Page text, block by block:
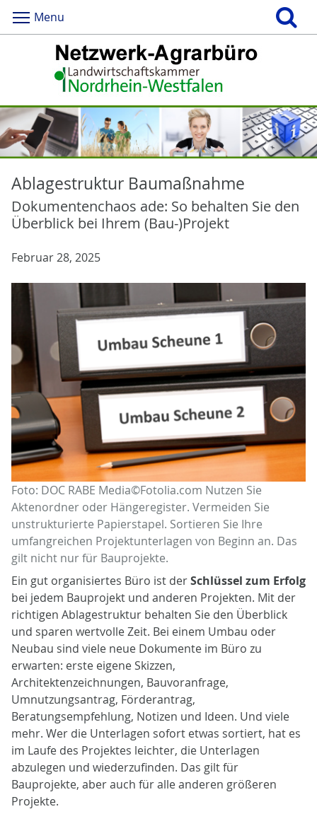
Menu
Ablagestruktur Baumaßnahme
Dokumentenchaos ade: So behalten Sie den
Überblick bei Ihrem (Bau-)Projekt
Februar 28, 2025
Foto: DOC RABE Media©Fotolia.com Nutzen Sie
Aktenordner oder Hängeregister. Vermeiden Sie
unstrukturierte Papierstapel. Sortieren Sie Ihre
umfangreichen Projektunterlagen von Beginn an. Das
gilt nicht nur für Bauprojekte.
Ein gut organisiertes Büro ist derSchlüssel zum Erfolg
bei jedem Bauprojekt und anderen Projekten. Mit der
richtigen Ablagestruktur behalten Sie den Überblick
und sparen wertvolle Zeit. Bei einem Umbau oder
Neubau sind viele neue Dokumente im Büro zu
erwarten: erste eigene Skizzen,
Architektenzeichnungen, Bauvoranfrage,
Umnutzungsantrag, Förderantrag,
Beratungsempfehlung, Notizen und Ideen. Und viele
mehr. Wer die Unterlagen sofort etwas sortiert, hat es
im Laufe des Projektes leichter, die Unterlagen
abzulegen und wiederzufinden. Das gilt für
Bauprojekte, aber auch für alle anderen größeren
Projekte.